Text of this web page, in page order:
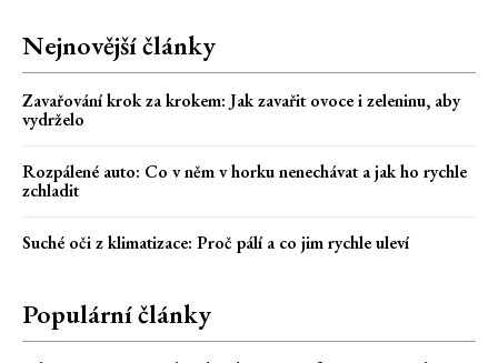
Nejnovější články
Zavařování krok za krokem: Jak zavařit ovoce i zeleninu, aby
vydrželo
Rozpálené auto: Co v něm v horku nenechávat a jak ho rychle
zchladit
Suché oči z klimatizace: Proč pálí a co jim rychle uleví
Populární články